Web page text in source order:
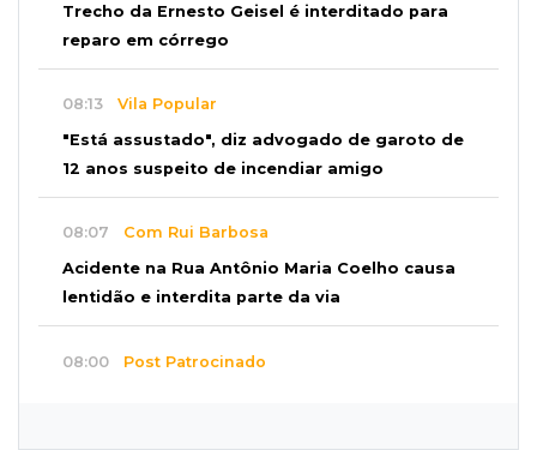
Trecho da Ernesto Geisel é interditado para
reparo em córrego
08:13 Vila Popular
"Está assustado", diz advogado de garoto de
12 anos suspeito de incendiar amigo
08:07 Com Rui Barbosa
Acidente na Rua Antônio Maria Coelho causa
lentidão e interdita parte da via
08:00 Post Patrocinado